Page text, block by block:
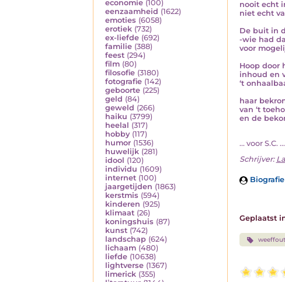
economie (100)
eenzaamheid (1622)
emoties (6058)
erotiek (732)
ex-liefde (692)
familie (388)
feest (294)
film (80)
filosofie (3180)
fotografie (142)
geboorte (225)
geld (84)
geweld (266)
haiku (3799)
heelal (317)
hobby (117)
humor (1536)
huwelijk (281)
idool (120)
individu (1609)
internet (100)
jaargetijden (1863)
kerstmis (594)
kinderen (925)
klimaat (26)
koningshuis (87)
kunst (742)
landschap (624)
lichaam (480)
liefde (10638)
lightverse (1367)
limerick (355)
nooit echt
niet echt
De buit in
-wie had
voor
Hoop door
inhoud en
‘t
haar
van ‘t
en de
... voor S.C. ...
Schrijver:
Biografie
Geplaatst